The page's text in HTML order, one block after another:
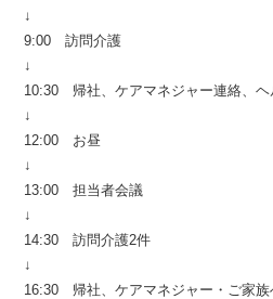
↓
9:00 訪問介護
↓
10:30 帰社、ケアマネジャー連絡、ヘ
↓
12:00 お昼
↓
13:00 担当者会議
↓
14:30 訪問介護2件
↓
16:30 帰社、ケアマネジャー・ご家族